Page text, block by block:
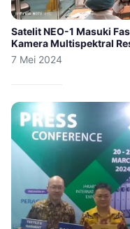
Satelit NEO-1 Masuki
Kamera Multispektral
7 Mei 2024